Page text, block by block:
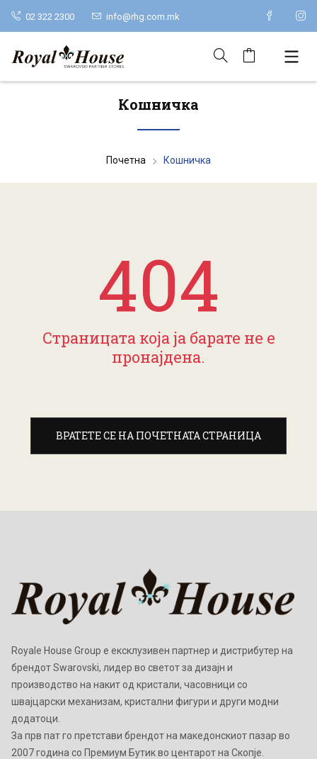
02 322 2300 info@rhg.com.mk
Кошничка
Почетна Кошничка
404
Страницата која ја барате не е
пронајдена.
ВРАТЕТЕ СЕ НА ПОЧЕТНАТА СТРАНИЦА
Royale House Group е ексклузивен партнер и дистрибутер на
брендот Swarovski, лидер во светот за дизајн и
производство на накит од кристали, часовници со
швајцарски механизам, кристални фигури и други модни
додатоци.
Зa прв пат го претстави брендот на македонскиот пазар во
2007 година со Премиум Бутик во центарот на Скопје.